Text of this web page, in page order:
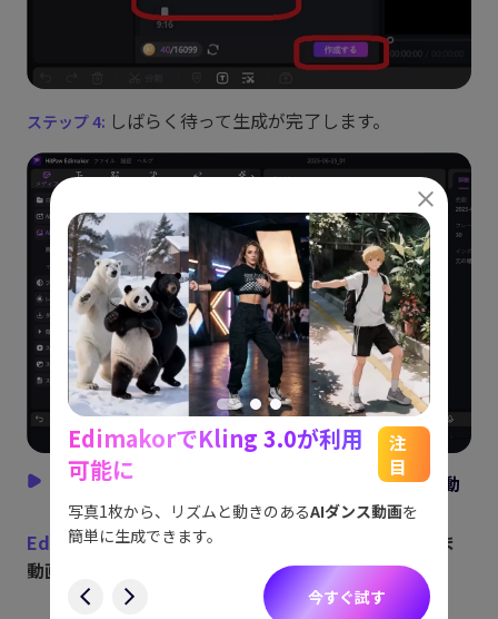
しばらく待って生成が完了します。
2. AIで作ったビックリマン風画像をEdimakorで動
かす手順
Edimakorの最大の強みは、
生成した画像をそのまま
動画化できる
スム
EdimakorでKling 3.0が利用
可能に
注
目
写真1枚から、リズムと動きのあるAIダンス動画を
簡単に生成できます。
今すぐ試す
アイ
にも